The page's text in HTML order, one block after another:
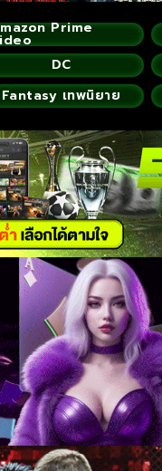
Prime
DC
Fantasy เทพนิยาย